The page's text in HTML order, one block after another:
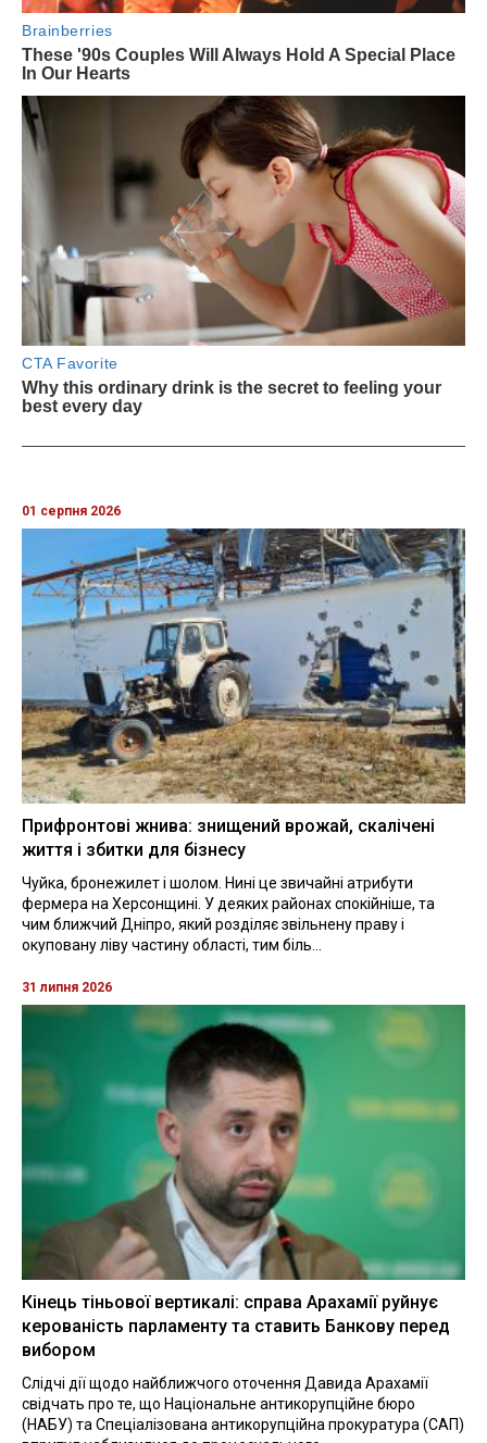
01 серпня 2026
Прифронтові жнива: знищений врожай, скалічені
життя і збитки для бізнесу
Чуйка, бронежилет і шолом. Нині це звичайні атрибути
фермера на Херсонщині. У деяких районах спокійніше, та
чим ближчий Дніпро, який розділяє звільнену праву і
окуповану ліву частину області, тим біль...
31 липня 2026
Кінець тіньової вертикалі: справа Арахамії руйнує
керованість парламенту та ставить Банкову перед
вибором
Слідчі дії щодо найближчого оточення Давида Арахамії
свідчать про те, що Національне антикорупційне бюро
(НАБУ) та Спеціалізована антикорупційна прокуратура (САП)